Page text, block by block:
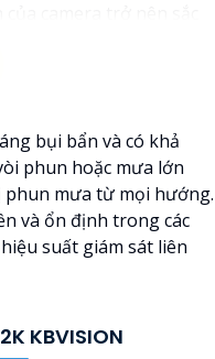
bởi nhiễu hạt.
camera sẽ giúp bạn
cao, đặc biệt trong các
quan sát trở nên dễ
bụi bẩn và có khả
phun hoặc mưa lớn
phun mưa từ mọi hướng.
và ổn định trong các
suất giám sát liên
KBVISION